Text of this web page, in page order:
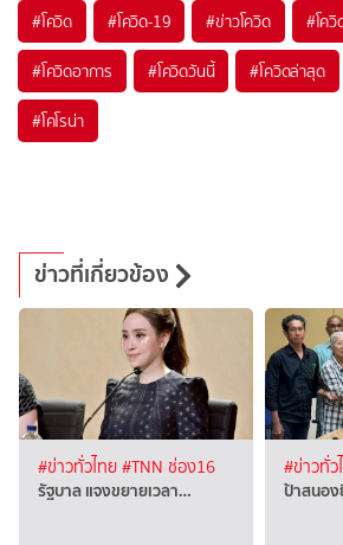
#โควิด #โควิด-19 #ข่าวโควิด #โค
#โควิดอาการ #โควิดวันนี้ #โควิดล่าสุด
#โคโรน่า
ข่าวที่เกี่ยวข้อง
#ข่าวทั่วไทย#TNN ช่อง16
รัฐบาล แจงขยายเวลา…
#ข่าวทั่ว
ป้าสนอ